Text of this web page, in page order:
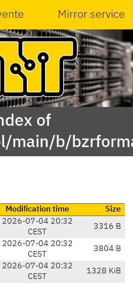
Mirror service
of
main/b/
Modification time
Size
2026-07-04 20:32
CEST
3316 B
2026-07-04 20:32
CEST
3804 B
2026-07-04 20:32
CEST
1328 KiB